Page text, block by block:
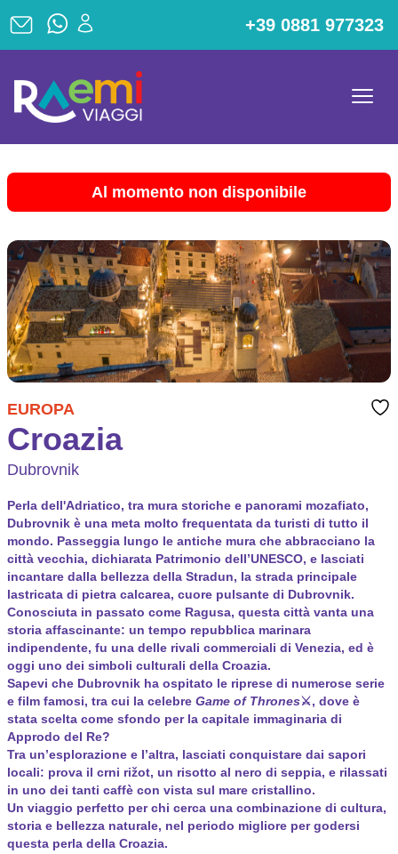
+39 0881 977323
Al momento non disponibile
EUROPA
Croazia
Dubrovnik
Perla dell'Adriatico, tra mura storiche e panorami mozafiato,
Dubrovnik è una meta molto frequentata da turisti di tutto il
mondo. Passeggia lungo le antiche mura che abbracciano la
città vecchia, dichiarata Patrimonio dell’UNESCO, e lasciati
incantare dalla bellezza della Stradun, la strada principale
lastricata di pietra calcarea, cuore pulsante di Dubrovnik.
Conosciuta in passato come Ragusa, questa città vanta una
storia affascinante: un tempo repubblica marinara
indipendente, fu una delle rivali commerciali di Venezia, ed è
oggi uno dei simboli culturali della Croazia.
Sapevi che Dubrovnik ha ospitato le riprese di numerose serie
e film famosi, tra cui la celebre Game of Thrones⚔️, dove è
stata scelta come sfondo per la capitale immaginaria di
Approdo del Re?
Tra un’esplorazione e l’altra, lasciati conquistare dai sapori
locali: prova il crni rižot, un risotto al nero di seppia, e rilassati
in uno dei tanti caffè con vista sul mare cristallino.
Un viaggio perfetto per chi cerca una combinazione di cultura,
storia e bellezza naturale, nel periodo migliore per godersi
questa perla della Croazia.